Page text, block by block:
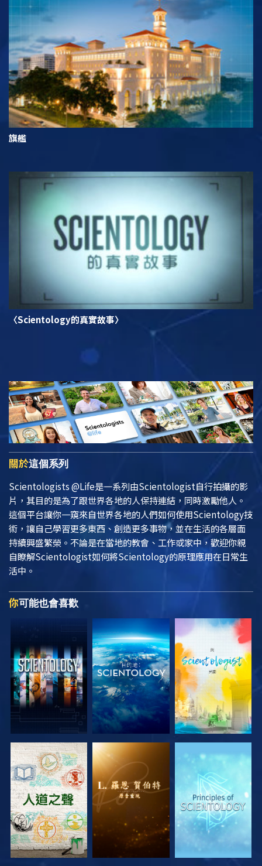
旗艦
〈Scientology的真實故事〉
關於這個系列
Scientologists @Life是一系列由Scientologist自行拍攝的影
片，其目的是為了跟世界各地的人保持連結，同時激勵他人。
這個平台讓你一窺來自世界各地的人們如何使用Scientology技
術，讓自己學習更多東西、創造更多事物，並在生活的各層面
持續興盛繁榮。不論是在當地的教會、工作或家中，歡迎你親
自瞭解Scientologist如何將Scientology的原理應用在日常生
活中。
你可能也會喜歡
探索系列節目 探索系列節目 探索系列節目